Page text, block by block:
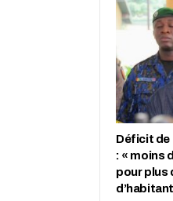
Déficit de
: « moins
pour plus